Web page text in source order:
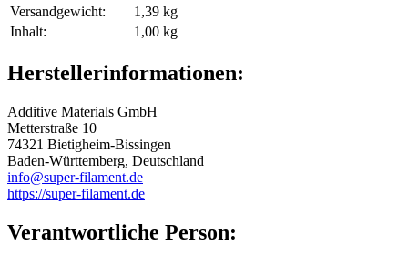
Versandgewicht‍:
1,39 kg
Inhalt‍:
1,00 kg
Herstellerinformationen:
Additive Materials GmbH
Metterstraße 10
74321 Bietigheim-Bissingen
Baden-Württemberg, Deutschland
info@super-filament.de
https://super-filament.de
Verantwortliche Person: